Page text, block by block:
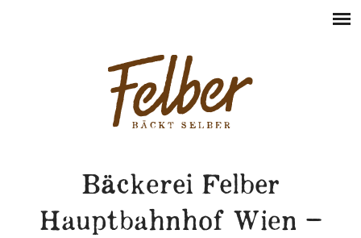
Bäckerei Felber
Hauptbahnhof Wien –